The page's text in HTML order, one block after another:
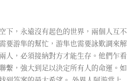
下，永遠沒有起色的世界，兩個人互不
要游隼的幫忙，游隼也需要詠歎調來解
人，必須接納對方才能生存。他們乍看
繫，強大到足以決定所有人的命運。如